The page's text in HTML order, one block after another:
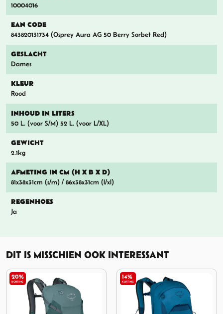
10004016
EAN CODE
843820131734 (Osprey Aura AG 50 Berry Sorbet Red)
GESLACHT
Dames
KLEUR
Rood
INHOUD IN LITERS
50 L. (voor S/M) 52 L. (voor L/XL)
GEWICHT
2.1kg
AFMETING IN CM (H X B X D)
81x38x31cm (s/m) / 86x38x31cm (l/xl)
REGENHOES
Ja
DIT IS MISSCHIEN OOK INTERESSANT